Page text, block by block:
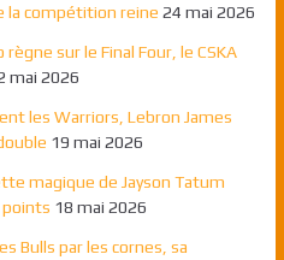
la compétition reine 24 mai 2026
sur le Final Four, le CSKA
mai 2026
les Warriors, Lebron James
19 mai 2026
magique de Jayson Tatum
points 18 mai 2026
Bulls par les cornes, sa